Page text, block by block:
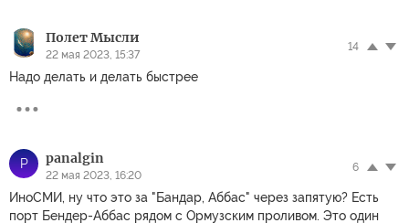
Полет Мысли
22 мая 2023, 15:37
14
Надо делать и делать быстрее
P panalgin
22 мая 2023, 16:20
6
ИноСМИ, ну что это за "Бандар, Аббас" через запятую? Есть
порт Бендер-Аббас рядом с Ормузским проливом. Это один